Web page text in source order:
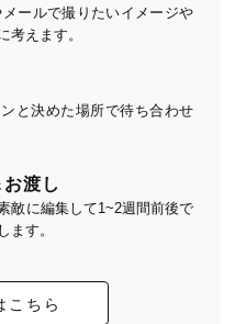
ールで撮りたいイメージや
考えます。
と決めた場所で待ち合わせ
渡し
敵に編集して1~2週間前後で
ます。
こちら